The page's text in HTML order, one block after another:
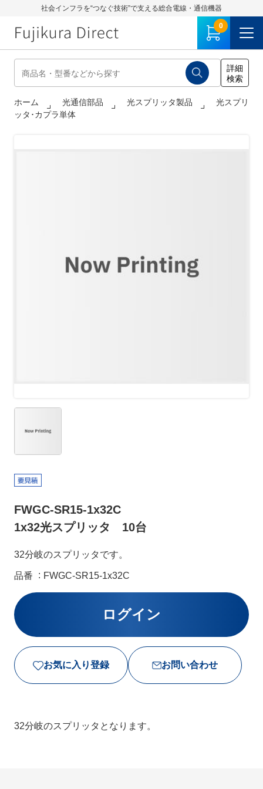
社会インフラを“つなぐ技術”で支える総合電線・通信機器
0
ホーム 光通信部品 光スプリッタ製品
光スプリ
ッタ･カプラ単体
FWGC-SR15-1x32C
1x32光スプリッタ 10台
32分岐のスプリッタです。
品番 FWGC-SR15-1x32C
お気に入り登録 お問い合わせ
32分岐のスプリッタとなります。